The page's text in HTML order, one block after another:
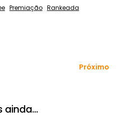
Premiação Rankeada
Próximo
ainda…